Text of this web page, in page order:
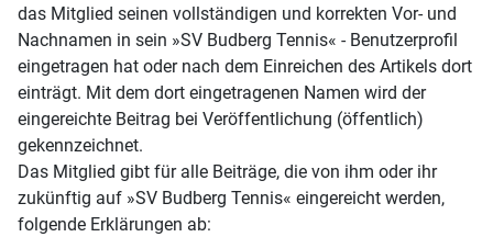
das Mitglied seinen vollständigen und korrekten Vor- und
Nachnamen in sein »SV Budberg Tennis« - Benutzerprofil
eingetragen hat oder nach dem Einreichen des Artikels dort
einträgt. Mit dem dort eingetragenen Namen wird der
eingereichte Beitrag bei Veröffentlichung (öffentlich)
gekennzeichnet.
Das Mitglied gibt für alle Beiträge, die von ihm oder ihr
zukünftig auf »SV Budberg Tennis« eingereicht werden,
folgende Erklärungen ab: